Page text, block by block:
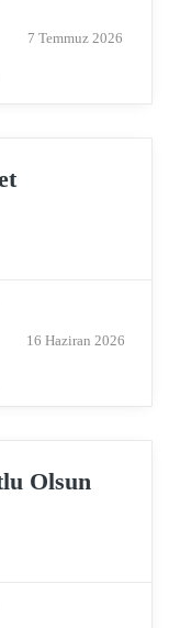
7 Temmuz 2026
16 Haziran 2026
Olsun